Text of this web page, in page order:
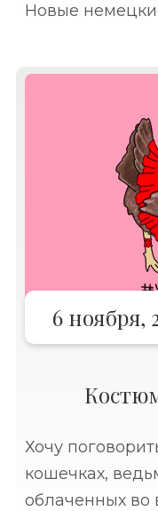
Новые
6 ноября,
Хочу
кошечках,
облаченных во